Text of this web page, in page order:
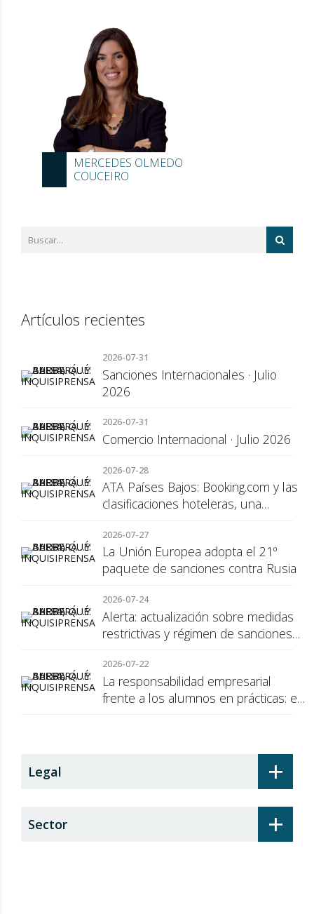
MERCEDES OLMEDO
COUCEIRO
Artículos recientes
2026-07-31
Sanciones Internacionales · Julio
2026
2026-07-31
Comercio Internacional · Julio 2026
2026-07-28
ATA Países Bajos: Booking.com y las
clasificaciones hoteleras, una
consumidor
2026-07-27
La Unión Europea adopta el 21º
paquete de sanciones contra Rusia
2026-07-24
Alerta: actualización sobre medidas
restrictivas y régimen de sanciones
2026-07-22
La responsabilidad empresarial
frente a los alumnos en prácticas: el
+
Legal
+
Sector